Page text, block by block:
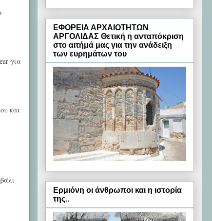
για
και
ΕΦΟΡΕΙΑ ΑΡΧΑΙΟΤΗΤΩΝ
ΑΡΓΟΛΙΔΑΣ Θετική η ανταπόκριση
στο αιτήμά μας για την ανάδειξη
των ευρημάτων του
Ερμιόνη oι άνθρωποι και η ιστορία
της..